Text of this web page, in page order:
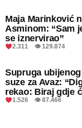
Maja Marinković
Asminom: “Sam
se iznervirao”
2.311 👁 129.874
Supruga
suze za Avaz:
rekao: Biraj gdje
1.526 👁 87.466